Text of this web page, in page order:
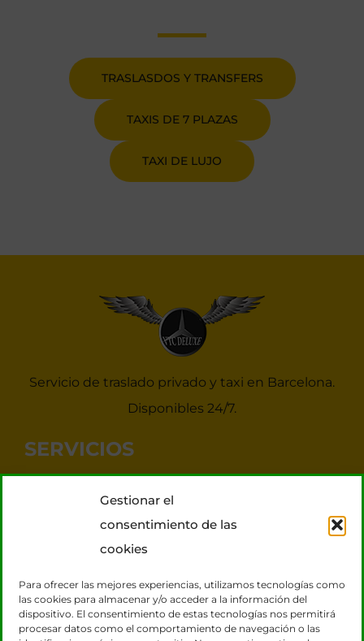
Gestionar el
consentimiento de las
cookies
Para ofrecer las mejores experiencias, utilizamos tecnologías como
las cookies para almacenar y/o acceder a la información del
dispositivo. El consentimiento de estas tecnologías nos permitirá
procesar datos como el comportamiento de navegación o las
TRASLASDOS Y TRANSFERS
TAXIS DE 7 PLAZAS
TAXI DE LUJO
Servicio de traslado privado y taxi en Barcelona.
Disponibles 24/7.
SERVICIOS
Taxi 7 plazas para grupos
Transporte VIP
CONTACTO